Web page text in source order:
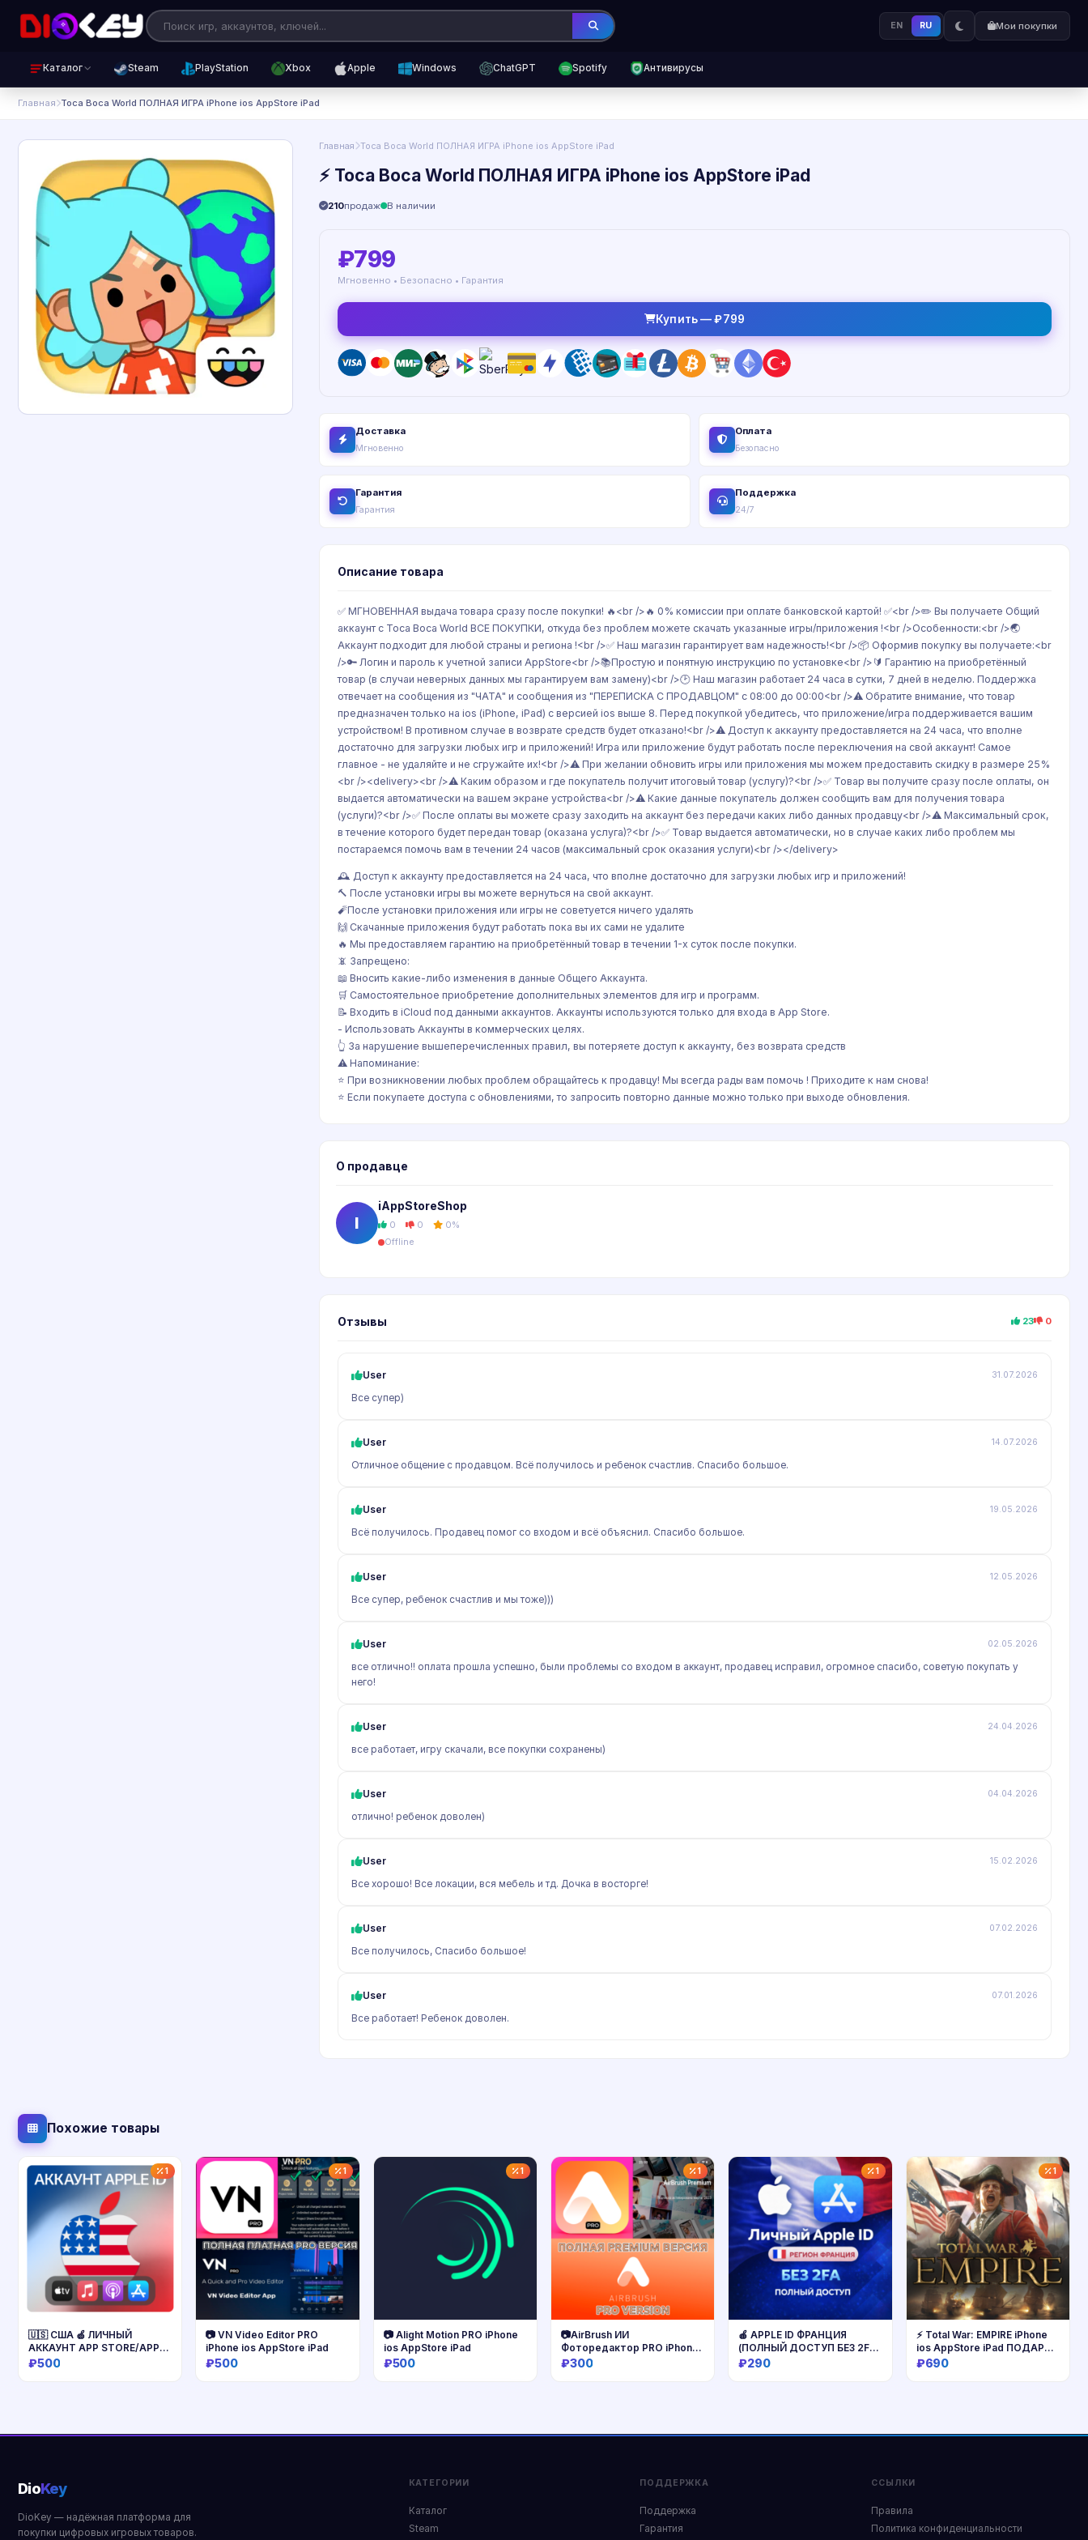
EN RU Мои покупки
Каталог Steam PlayStation Xbox Apple Windows ChatGPT Spotify Антивирусы
Главная Toca Boca World ПОЛНАЯ ИГРА iPhone ios AppStore iPad
Главная Toca Boca World ПОЛНАЯ ИГРА iPhone ios AppStore iPad
⚡ Toca Boca World ПОЛНАЯ ИГРА iPhone ios AppStore iPad
210продаж В наличии
₽799
Мгновенно • Безопасно • Гарантия
Купить — ₽799
Доставка
Мгновенно
Оплата
Безопасно
Гарантия
Гарантия
Поддержка
24/7
Описание товара
✅ МГНОВЕННАЯ выдача товара сразу после покупки! 🔥<br />🔥 0% комиссии при оплате банковской картой! ✅<br />✏️ Вы получаете Общий
аккаунт с Toca Boca World ВСЕ ПОКУПКИ, откуда без проблем можете скачать указанные игры/приложения !<br />Особенности:<br />🌏
Аккаунт подходит для любой страны и региона !<br />✅ Наш магазин гарантирует вам надежность!<br />📦 Оформив покупку вы получаете:<br
/>🔑 Логин и пароль к учетной записи AppStore<br />📚Простую и понятную инструкцию по установке<br />🔰 Гарантию на приобретённый
товар (в случаи неверных данных мы гарантируем вам замену)<br />🕑 Наш магазин работает 24 часа в сутки, 7 дней в неделю. Поддержка
отвечает на сообщения из "ЧАТА" и сообщения из "ПЕРЕПИСКА С ПРОДАВЦОМ" с 08:00 до 00:00<br />⚠️ Обратите внимание, что товар
предназначен только на ios (iPhone, iPad) с версией ios выше 8. Перед покупкой убедитесь, что приложение/игра поддерживается вашим
устройством! В противном случае в возврате средств будет отказано!<br />⚠️ Доступ к аккаунту предоставляется на 24 часа, что вполне
достаточно для загрузки любых игр и приложений! Игра или приложение будут работать после переключения на свой аккаунт! Самое
главное - не удаляйте и не сгружайте их!<br />⚠️ При желании обновить игры или приложения мы можем предоставить скидку в размере 25%
<br /><delivery><br />⚠️ Каким образом и где покупатель получит итоговый товар (услугу)?<br />✅ Товар вы получите сразу после оплаты, он
выдается автоматически на вашем экране устройства<br />⚠️ Какие данные покупатель должен сообщить вам для получения товара
(услуги)?<br />✅ После оплаты вы можете сразу заходить на аккаунт без передачи каких либо данных продавцу<br />⚠️ Максимальный срок,
в течение которого будет передан товар (оказана услуга)?<br />✅ Товар выдается автоматически, но в случае каких либо проблем мы
постараемся помочь вам в течении 24 часов (максимальный срок оказания услуги)<br /></delivery>
🕰 Доступ к аккаунту предоставляется на 24 часа, что вполне достаточно для загрузки любых игр и приложений!
🔨 После установки игры вы можете вернуться на свой аккаунт.
🧨После установки приложения или игры не советуется ничего удалять
🙌 Скачанные приложения будут работать пока вы их сами не удалите
🔥 Мы предоставляем гарантию на приобретённый товар в течении 1-х суток после покупки.
📵 Запрещено:
📖 Вносить какие-либо изменения в данные Общего Аккаунта.
🛒 Самостоятельное приобретение дополнительных элементов для игр и программ.
📝 Входить в iCloud под данными аккаунтов. Аккаунты используются только для входа в App Store.
- Использовать Аккаунты в коммерческих целях.
👆 За нарушение вышеперечисленных правил, вы потеряете доступ к аккаунту, без возврата средств
⚠️ Напоминание:
⭐️ При возникновении любых проблем обращайтесь к продавцу! Мы всегда рады вам помочь ! Приходите к нам снова!
⭐️ Если покупаете доступа с обновлениями, то запросить повторно данные можно только при выходе обновления.
О продавце
I
iAppStoreShop
0 0 0%
Offline
Отзывы 23 0
User 31.07.2026
Все супер)
User 14.07.2026
Отличное общение с продавцом. Всё получилось и ребенок счастлив. Спасибо большое.
User 19.05.2026
Всё получилось. Продавец помог со входом и всё объяснил. Спасибо большое.
User 12.05.2026
Все супер, ребенок счастлив и мы тоже)))
User 02.05.2026
все отлично!! оплата прошла успешно, были проблемы со входом в аккаунт, продавец исправил, огромное спасибо, советую покупать у
него!
User 24.04.2026
все работает, игру скачали, все покупки сохранены)
User 04.04.2026
отлично! ребенок доволен)
User 15.02.2026
Все хорошо! Все локации, вся мебель и тд. Дочка в восторге!
User 07.02.2026
Все получилось, Спасибо большое!
User 07.01.2026
Все работает! Ребенок доволен.
Похожие товары
1
🇺🇸 США 🍏 ЛИЧНЫЙ
АККАУНТ APP STORE/APPLE
ID
₽500
1
📷 VN Video Editor PRO
iPhone ios AppStore iPad
₽500
1
📷 Alight Motion PRO iPhone
ios AppStore iPad
₽500
1
📷AirBrush ИИ
Фоторедактор PRO iPhone
iPad AppStore ios
₽300
1
🍎 APPLE ID ФРАНЦИЯ
(ПОЛНЫЙ ДОСТУП БЕЗ 2FA)
НАВСЕГДА ВАШ iPhone ios
₽290
1
⚡ Total War: EMPIRE iPhone
ios AppStore iPad ПОДАРОК
🎁
₽690
DioKey
DioKey — надёжная платформа для
покупки цифровых игровых товаров.
КАТЕГОРИИ
Каталог
Steam
ПОДДЕРЖКА
Поддержка
Гарантия
ССЫЛКИ
Правила
Политика конфиденциальности